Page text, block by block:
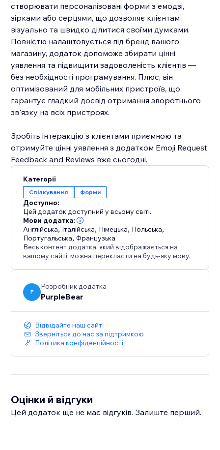
створювати персоналізовані форми з емодзі,
зірками або серцями, що дозволяє клієнтам
візуально та швидко ділитися своїми думками.
Повністю налаштовується під бренд вашого
магазину, додаток допоможе збирати цінні
уявлення та підвищити задоволеність клієнтів —
без необхідності програмування. Плюс, він
оптимізований для мобільних пристроїв, що
гарантує гладкий досвід отримання зворотнього
зв'язку на всіх пристроях.
Зробіть інтеракцію з клієнтами приємною та
отримуйте цінні уявлення з додатком Emoji Request
Feedback and Reviews вже сьогодні.
Категорії
Спілкування Форми
Доступно:
Цей додаток доступний у всьому світі.
Мови додатка:
Англійська, Італійська, Німецька, Польська,
Португальська,Французька
Весь контент додатка, який відображається на
вашому сайті, можна перекласти на будь-яку мову.
P
Розробник додатка
PurpleBear
Відвідайте наш сайт
Зверніться до нас за підтримкою
Політика конфіденційності
Оцінки й відгуки
Цей додаток ще не має відгуків. Залиште перший.